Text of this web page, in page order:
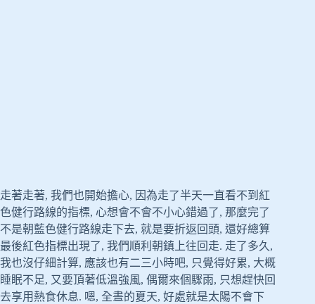
走著走著, 我們也開始擔心, 因為走了半天一直看不到紅
色健行路線的指標, 心想會不會不小心錯過了, 那麼完了
不是朝藍色健行路線走下去, 就是要折返回頭, 還好總算
最後紅色指標出現了, 我們順利朝鎮上往回走. 走了多久,
我也沒仔細計算, 應該也有二三小時吧, 只覺得好累, 大概
睡眠不足, 又要頂著低溫強風, 偶爾來個驟雨, 只想趕快回
去享用熱食休息. 嗯, 全晝的夏天, 好處就是太陽不會下